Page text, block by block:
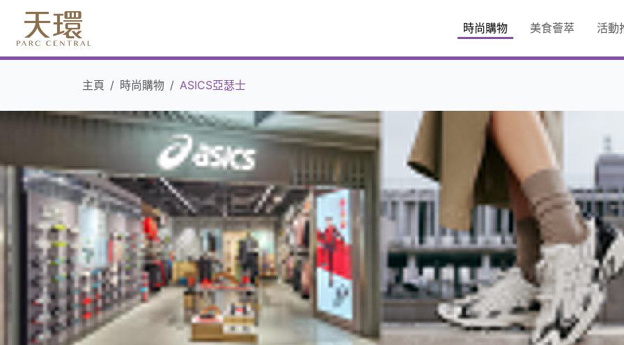
時尚購物 美食薈萃 活動
主頁 時尚購物 ASICS亞瑟士